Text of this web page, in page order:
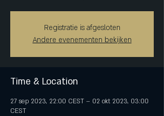
Registratie is afgesloten
Andere evenementen bekijken
Time & Location
27 sep 2023, 22:00 CEST – 02 okt 2023, 03:00
CEST